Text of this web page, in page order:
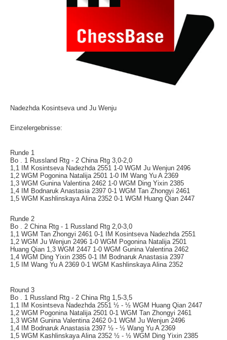
Nadezhda Kosintseva und Ju Wenju
Einzelergebnisse:
Runde 1
Bo . 1 Russland Rtg - 2 China Rtg 3,0-2,0
1,1 IM Kosintseva Nadezhda 2551 1-0 WGM Ju Wenjun 2496
1,2 WGM Pogonina Natalija 2501 1-0 IM Wang Yu A 2369
1,3 WGM Gunina Valentina 2462 1-0 WGM Ding Yixin 2385
1,4 IM Bodnaruk Anastasia 2397 0-1 WGM Tan Zhongyi 2461
1,5 WGM Kashlinskaya Alina 2352 0-1 WGM Huang Qian 2447
Runde 2
Bo . 2 China Rtg - 1 Russland Rtg 2,0-3,0
1,1 WGM Tan Zhongyi 2461 0-1 IM Kosintseva Nadezhda 2551
1,2 WGM Ju Wenjun 2496 1-0 WGM Pogonina Natalija 2501
Huang Qian 1,3 WGM 2447 1-0 WGM Gunina Valentina 2462
1,4 WGM Ding Yixin 2385 0-1 IM Bodnaruk Anastasia 2397
1,5 IM Wang Yu A 2369 0-1 WGM Kashlinskaya Alina 2352
Round 3
Bo . 1 Russland Rtg - 2 China Rtg 1,5-3,5
1,1 IM Kosintseva Nadezhda 2551 ½ - ½ WGM Huang Qian 2447
1,2 WGM Pogonina Natalija 2501 0-1 WGM Tan Zhongyi 2461
1,3 WGM Gunina Valentina 2462 0-1 WGM Ju Wenjun 2496
1,4 IM Bodnaruk Anastasia 2397 ½ - ½ Wang Yu A 2369
1,5 WGM Kashlinskaya Alina 2352 ½ - ½ WGM Ding Yixin 2385